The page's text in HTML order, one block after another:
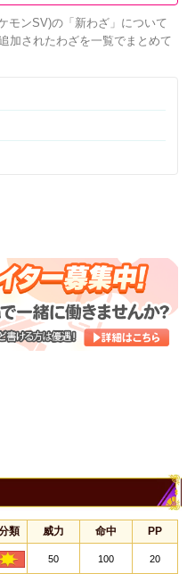
モンSV)の「新わざ」について
加されたわざを一覧でまとめて
類 威力 命中 PP
50 100 20